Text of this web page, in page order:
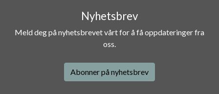
Nyhetsbrev
Meld deg på nyhetsbrevet vårt for å få oppdateringer fra
oss.
Abonner på nyhetsbrev